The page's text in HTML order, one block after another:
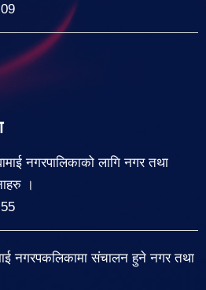
नगरपालिकाको लागि नगर तथा
।
नगरपकलिकामा संचालन हुने नगर तथा